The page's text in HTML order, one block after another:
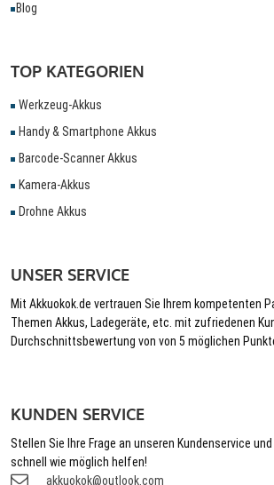
Blog
TOP KATEGORIEN
Werkzeug-Akkus
Handy & Smartphone Akkus
Barcode-Scanner Akkus
Kamera-Akkus
Drohne Akkus
UNSER SERVICE
Mit Akkuokok.de vertrauen Sie Ihrem kompetenten
Themen Akkus, Ladegeräte, etc. mit zufriedenen
Durchschnittsbewertung von von 5 möglichen
KUNDEN SERVICE
Stellen Sie Ihre Frage an unseren Kundenservice
schnell wie möglich helfen!
akkuokok@outlook.com